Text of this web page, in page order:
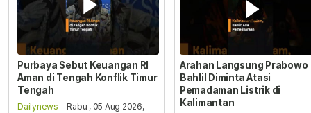
Purbaya Sebut Keuangan RI
Aman di Tengah Konflik Timur
Tengah
Dailynews - Rabu , 05 Aug 2026,
Arahan Langsung Prabowo
Bahlil Diminta Atasi
Pemadaman Listrik di
Kalimantan